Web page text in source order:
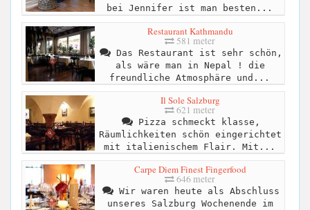
bei Jennifer ist man besten...
Restaurant Kathmandu
581 meter
Das Restaurant ist sehr schön,
als wäre man in Nepal ! die
freundliche Atmosphäre und...
Il Sole Salzburg
621 meter
Pizza schmeckt klasse,
Räumlichkeiten schön eingerichtet
mit italienischem Flair. Mit...
Carpe Diem Finest Fingerfood
646 meter
Wir waren heute als Abschluss
unseres Salzburg Wochenende im